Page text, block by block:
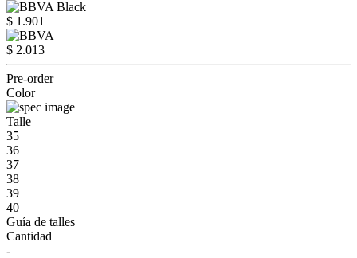
$ 1.901
$ 2.013
Pre-order
Color
Talle
35
36
37
38
39
40
Guía de talles
Cantidad
-